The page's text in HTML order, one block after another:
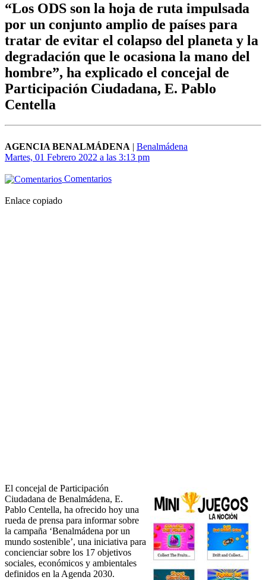
“Los ODS son la hoja de ruta impulsada
por un conjunto amplio de países para
tratar de evitar el colapso del planeta y la
degradación que le ocasiona la mano del
hombre”, ha explicado el concejal de
Participación Ciudadana, E. Pablo
Centella
AGENCIA BENALMÁDENA | Benalmádena
Martes, 01 Febrero 2022 a las 3:13 pm
Comentarios
Enlace copiado
El concejal de Participación
Ciudadana de Benalmádena, E.
Pablo Centella, ha ofrecido hoy una
rueda de prensa para informar sobre
la campaña ‘Benalmádena por un
mundo sostenible’, una iniciativa para
concienciar sobre los 17 objetivos
sociales, económicos y ambientales
definidos en la Agenda 2030.